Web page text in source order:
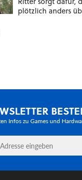
plötzlich anders
Infos zu Games und